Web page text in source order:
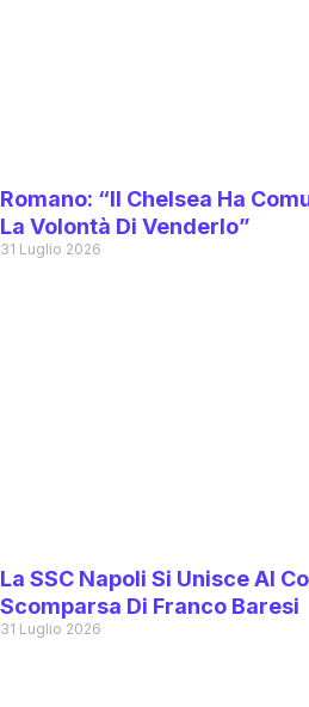
Romano: “Il Chelsea Ha
La Volontà Di Venderlo”
31 Luglio 2026
La SSC Napoli Si Unisce Al
Scomparsa Di Franco Baresi
31 Luglio 2026